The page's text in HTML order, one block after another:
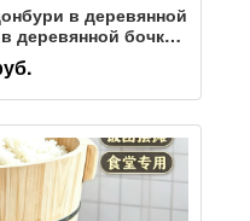
в деревянной
деревянной бочке,
для суши, миска для
блюд, отличное